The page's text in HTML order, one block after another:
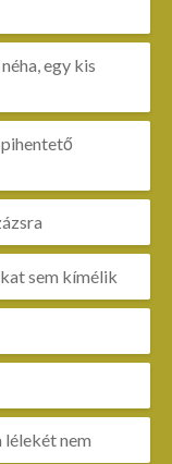
egy kis
sem kímélik
nem